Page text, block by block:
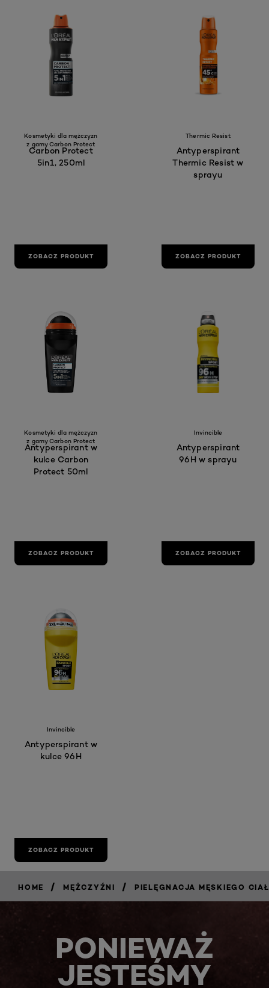
Kosmetyki dla mężczyzn
z gamy Carbon Protect
Carbon Protect
5in1, 250ml
ZOBACZ PRODUKT
Thermic Resist
Antyperspirant
Thermic Resist w
sprayu
ZOBACZ PRODUKT
Kosmetyki dla mężczyzn
z gamy Carbon Protect
Antyperspirant w
kulce Carbon
Protect 50ml
ZOBACZ PRODUKT
Invincible
Antyperspirant
96H w sprayu
ZOBACZ PRODUKT
Invincible
Antyperspirant w
kulce 96H
ZOBACZ PRODUKT
HOME / MĘŻCZYŹNI / PIELĘGNACJA MĘSKIEGO
PONIEWAŻ
JESTEŚMY